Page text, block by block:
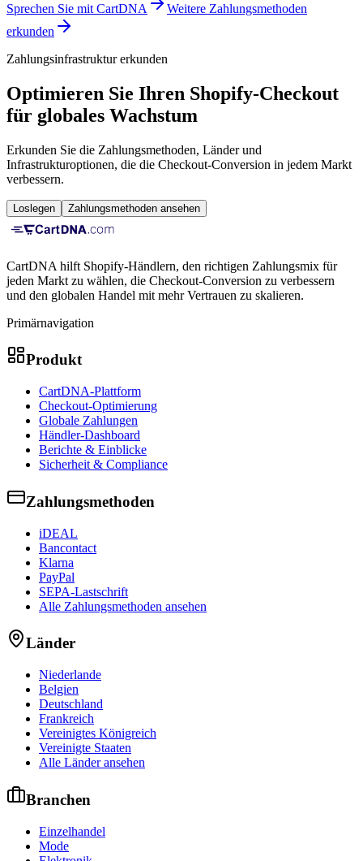
Sprechen Sie mit CartDNA
Weitere Zahlungsmethoden
erkunden
Zahlungsinfrastruktur erkunden
Optimieren Sie Ihren Shopify-Checkout
für globales Wachstum
Erkunden Sie die Zahlungsmethoden, Länder und
Infrastrukturoptionen, die die Checkout-Conversion in jedem Markt
verbessern.
Loslegen Zahlungsmethoden ansehen
CartDNA hilft Shopify-Händlern, den richtigen Zahlungsmix für
jeden Markt zu wählen, die Checkout-Conversion zu verbessern
und den globalen Handel mit mehr Vertrauen zu skalieren.
Primärnavigation
Produkt
CartDNA-Plattform
Checkout-Optimierung
Globale Zahlungen
Händler-Dashboard
Berichte & Einblicke
Sicherheit & Compliance
Zahlungsmethoden
iDEAL
Bancontact
Klarna
PayPal
SEPA-Lastschrift
Alle Zahlungsmethoden ansehen
Länder
Niederlande
Belgien
Deutschland
Frankreich
Vereinigtes Königreich
Vereinigte Staaten
Alle Länder ansehen
Branchen
Einzelhandel
Mode